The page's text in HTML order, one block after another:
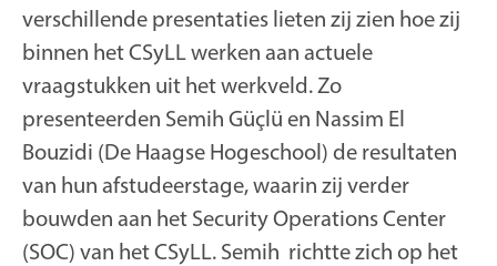
verschillende presentaties lieten zij zien hoe zij
binnen het CSyLL werken aan actuele
vraagstukken uit het werkveld. Zo
presenteerden Semih Güçlü en Nassim El
Bouzidi (De Haagse Hogeschool) de resultaten
van hun afstudeerstage, waarin zij verder
bouwden aan het Security Operations Center
(SOC) van het CSyLL. Semih richtte zich op het